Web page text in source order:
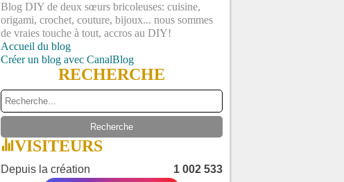
Blog DIY de deux sœurs bricoleuses: cuisine,
origami, crochet, couture, bijoux... nous sommes
de vraies touche à tout, accros au DIY!
Accueil du blog
Créer un blog avec CanalBlog
RECHERCHE
VISITEURS
Depuis la création
1 002 533